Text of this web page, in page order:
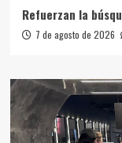
Refuerzan la
7 de agosto de 2026